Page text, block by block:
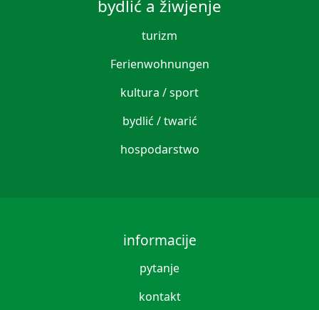
bydlić a žiwjenje
turizm
Ferienwohnungen
kultura / sport
bydlić / twarić
hospodarstwo
informacije
pytanje
kontakt